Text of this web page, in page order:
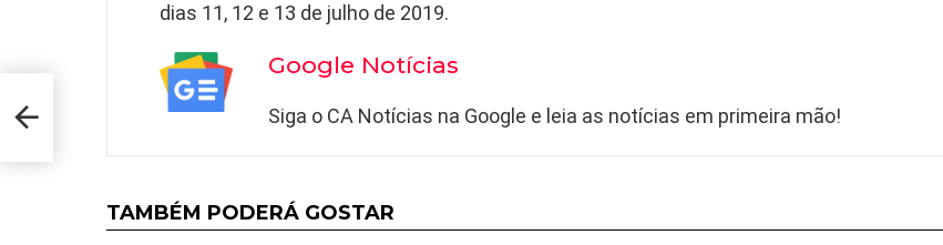
dias 11, 12 e 13 de julho de 2019.
Google Notícias
Siga o CA Notícias na Google e leia as notícias em primeira mão!
TAMBÉM PODERÁ GOSTAR